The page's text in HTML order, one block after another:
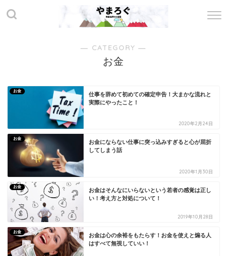
― CATEGORY ―
お金
お金
仕事を辞めて初めての確定申告！大まかな流れと
実際にやったこと！
2020年2月24日
お金
お金にならない仕事に突っ込みすぎると心が屈折
してしまう話
2020年1月30日
お金
お金はそんなにいらないという若者の感覚は正し
い！考え方と対処について！
2019年10月28日
お金
お金は心の余裕をもたらす！お金を使えと煽る人
はすべて無視していい！